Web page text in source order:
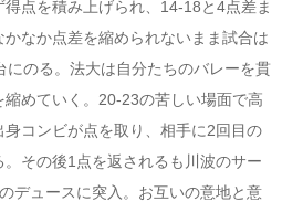
点を積み上げられ、14-18と4点差ま
なか点差を縮められないまま試合は
にのる。法大は自分たちのバレーを貫
縮めていく。20-23の苦しい場面で高
コンビが点を取り、相手に2回目の
その後1点を返されるも川波のサー
デュースに突入。お互いの意地と意